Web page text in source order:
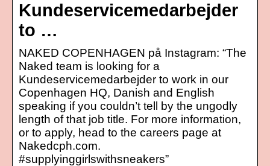
Kundeservicemedarbejder
to …
NAKED COPENHAGEN på Instagram: “The
Naked team is looking for a
Kundeservicemedarbejder to work in our
Copenhagen HQ, Danish and English
speaking if you couldn’t tell by the ungodly
length of that job title. For more information,
or to apply, head to the careers page at
Nakedcph.com.
#supplyinggirlswithsneakers”